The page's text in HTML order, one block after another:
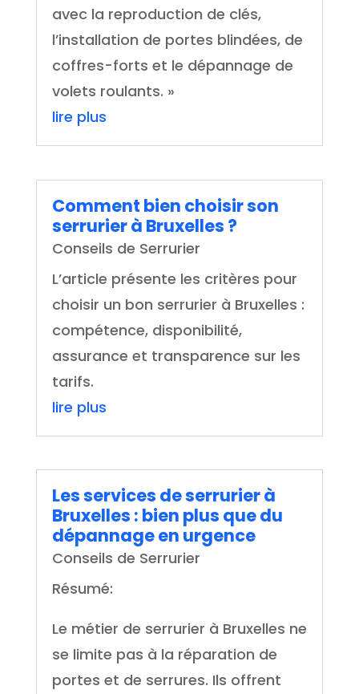
avec la reproduction de clés,
l’installation de portes blindées, de
coffres-forts et le dépannage de
volets roulants. »
lire plus
Comment bien choisir son
serrurier à Bruxelles ?
Conseils de Serrurier
L’article présente les critères pour
choisir un bon serrurier à Bruxelles :
compétence, disponibilité,
assurance et transparence sur les
tarifs.
lire plus
Les services de serrurier à
Bruxelles : bien plus que du
dépannage en urgence
Conseils de Serrurier
Résumé:
Le métier de serrurier à Bruxelles ne
se limite pas à la réparation de
portes et de serrures. Ils offrent